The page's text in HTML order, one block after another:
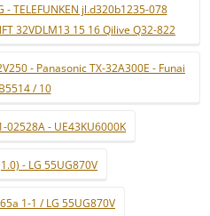
- TELEFUNKEN jl.d320b1235-078
32VDLM13 15 16 Qilive Q32-822
- Panasonic TX-32A300E - Funai
/ 10
02528A - UE43KU6000K
- LG 55UG870V
1-1 / LG 55UG870V